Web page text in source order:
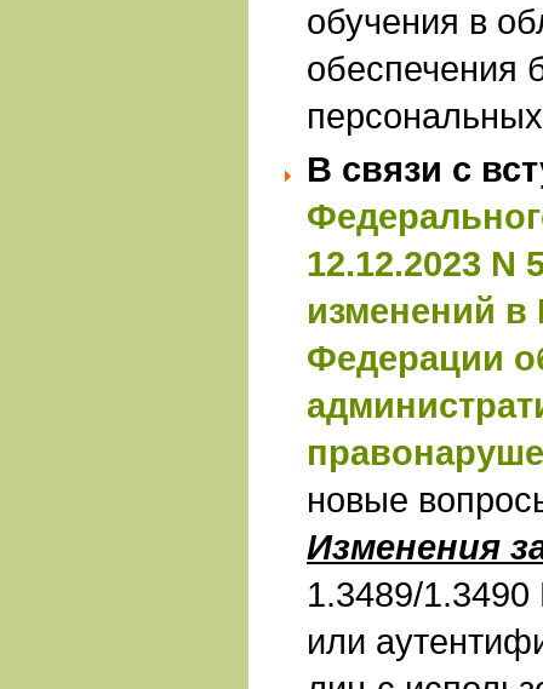
обучения в
обеспечения
В связи с
12.12.2023
изменений в
Федерации
новые
Изменения
1.3489/
или